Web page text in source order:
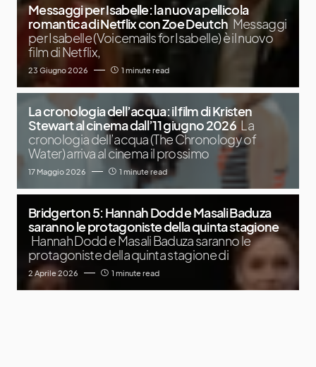
Messaggi per Isabelle: la nuova pellicola
romantica di Netflix con Zoe Deutch Messaggi
per Isabelle (Voicemails for Isabelle) è il nuovo
film di Netflix,
23 Giugno 2026 1 minute read
La cronologia dell’acqua: il film di Kristen
Stewart al cinema dall’11 giugno 2026 La
cronologia dell’acqua (The Chronology of
Water) arriva al cinema il prossimo
17 Maggio 2026 1 minute read
Bridgerton 5: Hannah Dodd e Masali Baduza
saranno le protagoniste della quinta stagione
Hannah Dodd e Masali Baduza saranno le
protagoniste della quinta stagione di
2 Aprile 2026 1 minute read